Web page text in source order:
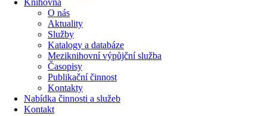
Knihovna
O nás
Aktuality
Služby
Katalogy a databáze
Meziknihovní výpůjční služba
Časopisy
Publikační činnost
Kontakty
Nabídka činnosti a služeb
Kontakt